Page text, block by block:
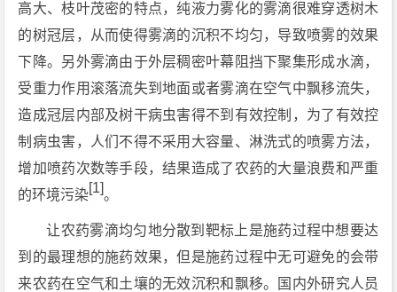
高大、枝叶茂密的特点，纯液力雾化的雾滴很难穿透树木
的树冠层，从而使得雾滴的沉积不均匀，导致喷雾的效果
下降。另外雾滴由于外层稠密叶幕阻挡下聚集形成水滴，
受重力作用滚落流失到地面或者雾滴在空气中飘移流失，
造成冠层内部及树干病虫害得不到有效控制，为了有效控
制病虫害，人们不得不采用大容量、淋洗式的喷雾方法，
增加喷药次数等手段，结果造成了农药的大量浪费和严重
的环境污染[1]。
让农药雾滴均匀地分散到靶标上是施药过程中想要达
到的最理想的施药效果，但是施药过程中无可避免的会带
来农药在空气和土壤的无效沉积和飘移。国内外研究人员